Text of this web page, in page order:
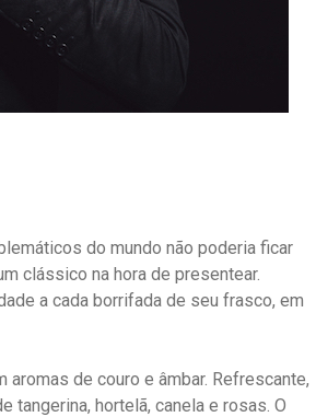
do mundo não poderia ficar
clássico na hora de presentear.
a cada borrifada de seu frasco, em
de couro e âmbar. Refrescante,
tangerina, hortelã, canela e rosas. O